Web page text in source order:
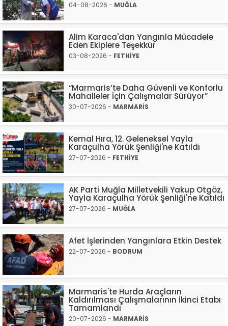
04-08-2026 - MUĞLA
Alim Karaca'dan Yangınla Mücadele
Eden Ekiplere Teşekkür
03-08-2026 - FETHİYE
“Marmaris’te Daha Güvenli ve Konforlu
Mahalleler İçin Çalışmalar Sürüyor”
30-07-2026 - MARMARİS
Kemal Hıra, 12. Geleneksel Yayla
Karaçulha Yörük Şenliği'ne Katıldı
27-07-2026 - FETHİYE
AK Parti Muğla Milletvekili Yakup Otgöz,
Yayla Karaçulha Yörük Şenliği'ne Katıldı
27-07-2026 - MUĞLA
Afet İşlerinden Yangınlara Etkin Destek
22-07-2026 - BODRUM
Marmaris'te Hurda Araçların
Kaldırılması Çalışmalarının İkinci Etabı
Tamamlandı
20-07-2026 - MARMARİS